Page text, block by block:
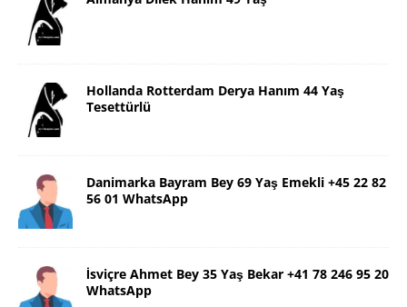
Hollanda Rotterdam Derya Hanım 44 Yaş
Tesettürlü
Danimarka Bayram Bey 69 Yaş Emekli +45 22 82
56 01 WhatsApp
İsviçre Ahmet Bey 35 Yaş Bekar +41 78 246 95 20
WhatsApp